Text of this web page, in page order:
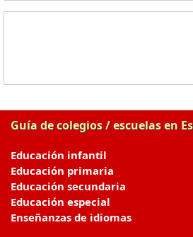
Guía de colegios / escuelas en
Educación infantil
Educación primaria
Educación secundaria
Educación especial
Enseñanzas de idiomas